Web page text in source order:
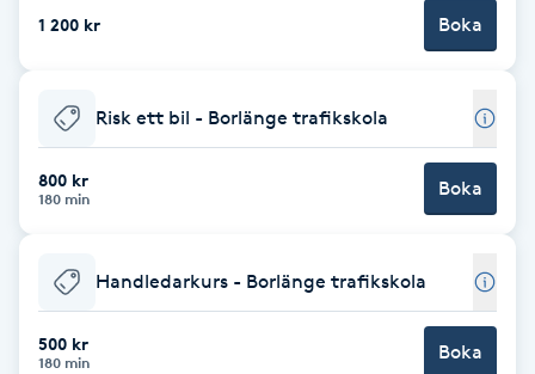
Bröllopsuppsättning
Celluliter
Coachning
Color correction
1 200 kr Boka
Risk ett bil - Borlänge trafikskola
800 kr
180 min Boka
Handledarkurs - Borlänge trafikskola
500 kr
180 min Boka